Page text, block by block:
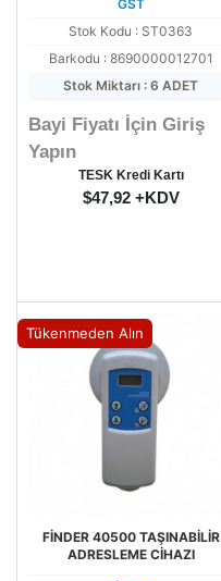
GST
Stok Kodu : ST0363
Barkodu : 8690000012701
Stok Miktarı : 6 ADET
Bayi Fiyatı İçin Giriş
Yapın
TESK Kredi Kartı
$47,92 +KDV
Tükenmeden Alın
FİNDER 40500 TAŞINABİLİR
ADRESLEME CİHAZI